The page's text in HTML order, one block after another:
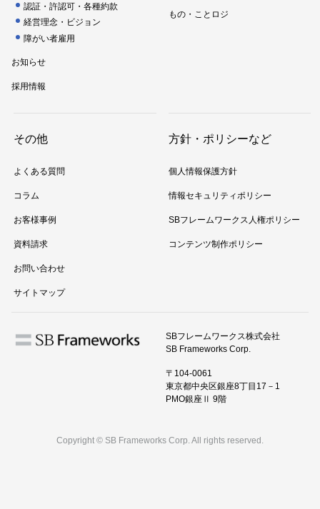
認証・許認可・各種約款
経営理念・ビジョン
障がい者雇用
お知らせ
採用情報
もの・ことロジ
その他
よくある質問
コラム
お客様事例
資料請求
お問い合わせ
サイトマップ
方針・ポリシーなど
個人情報保護方針
情報セキュリティポリシー
SBフレームワークス人権ポリシー
コンテンツ制作ポリシー
SBフレームワークス株式会社
SB Frameworks Corp.
〒104-0061
東京都中央区銀座8丁目17－1
PMO銀座Ⅱ 9階
Copyright © SB Frameworks Corp. All rights reserved.